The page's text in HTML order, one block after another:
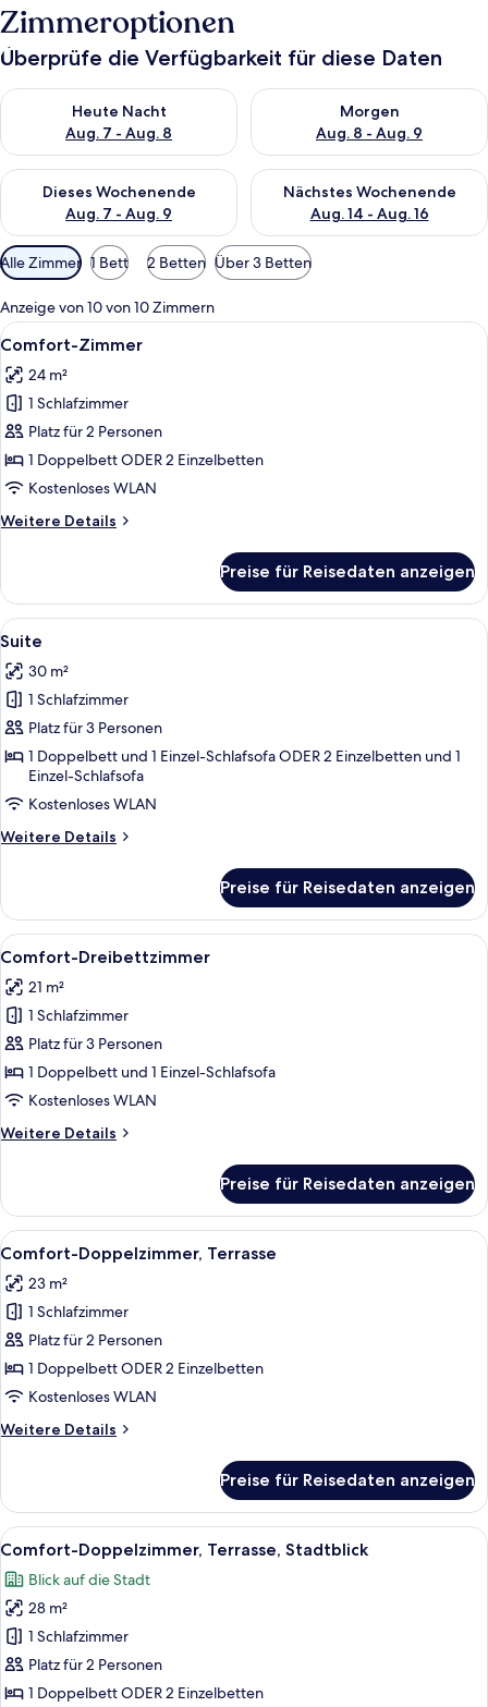
Zimmeroptionen
Überprüfe die Verfügbarkeit für diese Daten
Heute Nacht
Aug. 7 - Aug. 8
Überprüfe die Verfügbarkeit für heute Nacht, Aug. 7 - Aug. 8.
Morgen
Aug. 8 - Aug. 9
Überprüfe die Verfügbarkeit
Dieses Wochenende
Aug. 7 - Aug. 9
Überprüfe die Verfügbarkeit für dieses Wochenende, Aug. 7
Nächstes Wochenende
Aug. 14 - Aug. 16
Überprüfe die Verfügbarkeit
Verfügbare
Filter
für
Zimmer
Alle Zimmer 1 Bett 2 Betten Über 3 Betten
Anzeige von 10 von 10 Zimmern
Alle
Fotos
für
Comfort-
Zimmer
anzeigen
Ein Hotelzimmer mit Bett,
6
Comfort-Zimmer
24 m²
1 Schlafzimmer
Platz für 2 Personen
1 Doppelbett ODER 2 Einzelbetten
Kostenloses WLAN
Weitere Details
Weitere
Zimmer
Preise für Reisedaten anzeigen
Alle
Fotos
für
Suite
anzeigen
Ein modernes Hotelzimmer mit
7
Suite
30 m²
1 Schlafzimmer
Platz für 3 Personen
1 Doppelbett und 1 Einzel-Schlafsofa ODER 2 Einzelbetten und 1
Einzel-Schlafsofa
Kostenloses WLAN
Weitere Details
Weitere
Preise für Reisedaten anzeigen
Alle
Fotos
für
Comfort-
Dreibettzimmer
anzeigen
Ein Hotelzimmer mit einem Bett,
5
Comfort-Dreibettzimmer
21 m²
1 Schlafzimmer
Platz für 3 Personen
1 Doppelbett und 1 Einzel-Schlafsofa
Kostenloses WLAN
Weitere Details
Weitere
Dreibettzimmer
Preise für Reisedaten anzeigen
Alle
Fotos
für
Comfort-
Doppelzimmer,
Terrasse
anzeigen
Comfort-Doppelzimmer, Terrasse |
6
Comfort-Doppelzimmer, Terrasse
23 m²
1 Schlafzimmer
Platz für 2 Personen
1 Doppelbett ODER 2 Einzelbetten
Kostenloses WLAN
Weitere Details
Weitere
Doppelzimmer,
Terrasse
Preise für Reisedaten anzeigen
Alle
Fotos
für
Comfort-
Doppelzimmer,
Terrasse,
Stadtblick
Ein Hotelzimmer mit großem
9
Comfort-Doppelzimmer, Terrasse, Stadtblick
Blick auf die Stadt
28 m²
1 Schlafzimmer
Platz für 2 Personen
1 Doppelbett ODER 2 Einzelbetten